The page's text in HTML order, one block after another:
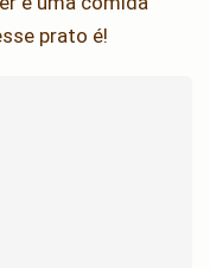
prato é!